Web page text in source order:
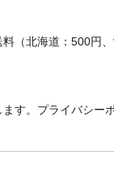
（北海道：500
す。プライバシー